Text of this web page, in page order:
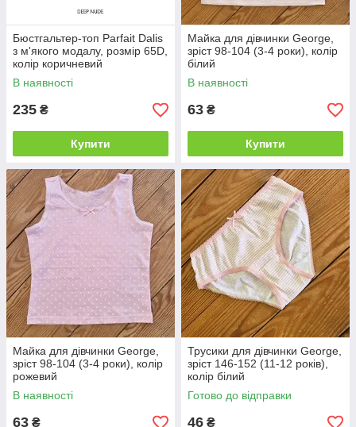
Бюстгальтер-топ Parfait Dalis
з м'якого модалу, розмір 65D,
колір коричневий
В наявності
235 ₴
Купити
Майка для дівчинки George,
зріст 98-104 (3-4 роки), колір
білий
В наявності
63 ₴
Купити
Майка для дівчинки George,
зріст 98-104 (3-4 роки), колір
рожевий
В наявності
63 ₴
Трусики для дівчинки George,
зріст 146-152 (11-12 років),
колір білий
Готово до відправки
46 ₴